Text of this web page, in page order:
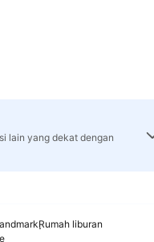
lain yang dekat dengan
Rumah liburan